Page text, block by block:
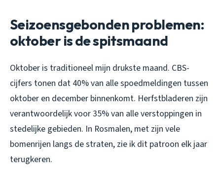
Seizoensgebonden problemen:
oktober is de spitsmaand
Oktober is traditioneel mijn drukste maand. CBS-
cijfers tonen dat 40% van alle spoedmeldingen tussen
oktober en december binnenkomt. Herfstbladeren zijn
verantwoordelijk voor 35% van alle verstoppingen in
stedelijke gebieden. In Rosmalen, met zijn vele
bomenrijen langs de straten, zie ik dit patroon elk jaar
terugkeren.